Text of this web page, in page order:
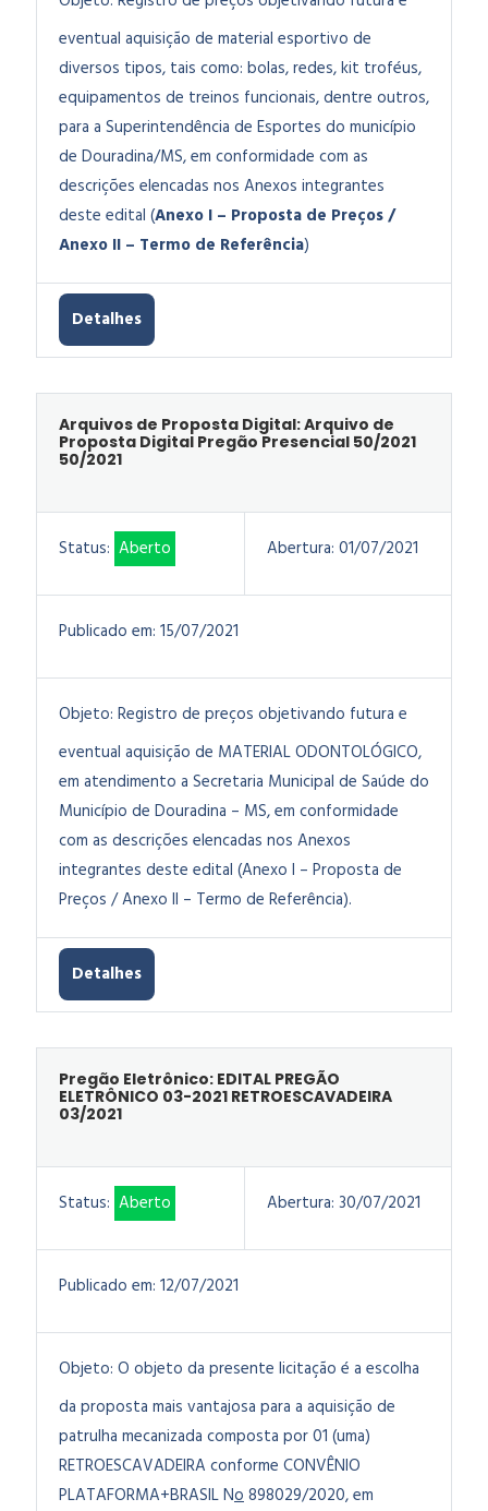
eventual aquisição de material esportivo de
diversos tipos, tais como: bolas, redes, kit troféus,
equipamentos de treinos funcionais, dentre outros,
para a Superintendência de Esportes do município
de Douradina/MS, em conformidade com as
descrições elencadas nos Anexos integrantes
deste edital (Anexo I – Proposta de Preços /
Anexo II – Termo de Referência)
Detalhes
Arquivos de Proposta Digital: Arquivo de
Proposta Digital Pregão Presencial 50/2021
50/2021
Status: Aberto Abertura: 01/07/2021
Publicado em: 15/07/2021
Objeto: Registro de preços objetivando futura e
eventual aquisição de MATERIAL ODONTOLÓGICO,
em atendimento a Secretaria Municipal de Saúde do
Município de Douradina – MS, em conformidade
com as descrições elencadas nos Anexos
integrantes deste edital (Anexo I – Proposta de
Preços / Anexo II – Termo de Referência).
Detalhes
Pregão Eletrônico: EDITAL PREGÃO
ELETRÔNICO 03-2021 RETROESCAVADEIRA
03/2021
Status: Aberto Abertura: 30/07/2021
Publicado em: 12/07/2021
Objeto: O objeto da presente licitação é a escolha
da proposta mais vantajosa para a aquisição de
patrulha mecanizada composta por 01 (uma)
RETROESCAVADEIRA conforme CONVÊNIO
PLATAFORMA+BRASIL No898029/2020, em